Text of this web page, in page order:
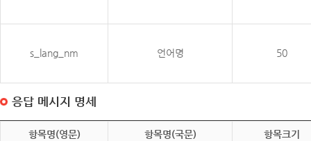
s_lang_nm 언어명 50
응답 메시지 명세
항목명(영문) 항목명(국문) 항목크기